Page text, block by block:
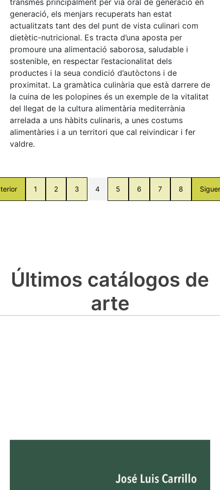
generació, els menjars recuperats han estat
actualitzats tant des del punt de vista culinari com
dietètic-nutricional. Es tracta d’una aposta per
promoure una alimentació saborosa, saludable i
sostenible, en respectar l’estacionalitat dels
productes i la seua condició d’autòctons i de
proximitat. La gramàtica culinària que està darrere de
la cuina de les polopines és un exemple de la vitalitat
del llegat de la cultura alimentària mediterrània
arrelada a uns hàbits culinaris, a unes costums
alimentàries i a un territori que cal reivindicar i fer
valdre.
1 2 3 4 5 6 7 8
Últimos catálogos de
arte